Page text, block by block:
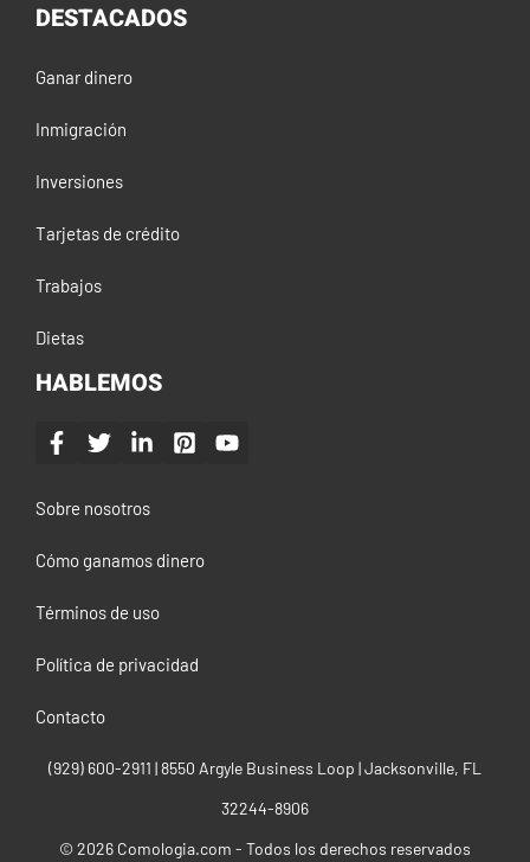
DESTACADOS
Ganar dinero
Inmigración
Inversiones
Tarjetas de crédito
Trabajos
Dietas
HABLEMOS
Sobre nosotros
Cómo ganamos dinero
Términos de uso
Política de privacidad
Contacto
(929) 600-2911‬ | 8550 Argyle Business Loop | Jacksonville, FL
32244-8906
© 2026 Comologia.com - Todos los derechos reservados